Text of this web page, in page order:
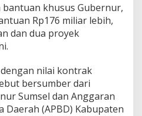
bantuan khusus Gubernur,
Rp176 miliar lebih,
dan dua proyek
nilai kontrak
bersumber dari
Sumsel dan Anggaran
Daerah (APBD) Kabupaten